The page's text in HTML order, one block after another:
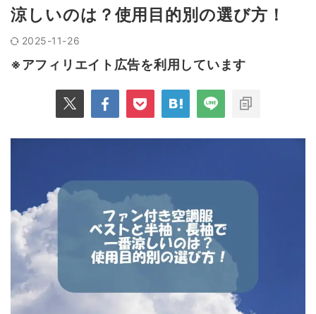
涼しいのは？使用目的別の選び方！
2025-11-26
※アフィリエイト広告を利用しています